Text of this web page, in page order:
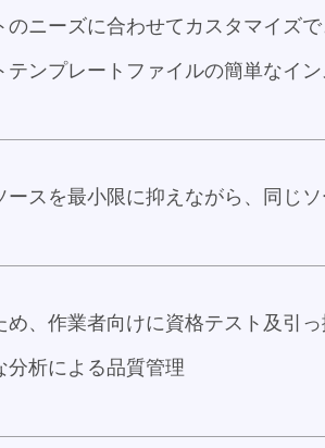
のニーズに合わせてカスタマイズ
テンプレートファイルの簡単なイ
ースを最小限に抑えながら、同じ
め、作業者向けに資格テスト及引
分析による品質管理